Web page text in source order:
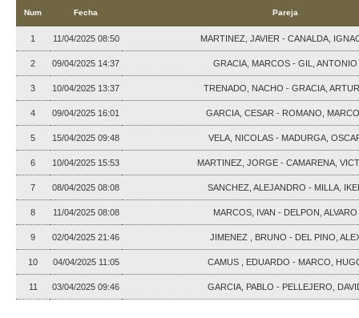
Num Fecha Pareja
1 11/04/2025 08:50 MARTINEZ, JAVIER - CANALDA,
2 09/04/2025 14:37 GRACIA, MARCOS - GIL, ANTONIO
3 10/04/2025 13:37 TRENADO, NACHO - GRACIA,
4 09/04/2025 16:01 GARCIA, CESAR - ROMANO,
5 15/04/2025 09:48 VELA, NICOLAS - MADURGA,
6 10/04/2025 15:53 MARTINEZ, JORGE - CAMARENA,
7 08/04/2025 08:08 SANCHEZ, ALEJANDRO - MILLA,
8 11/04/2025 08:08 MARCOS, IVAN - DELPON, ALVARO
9 02/04/2025 21:46 JIMENEZ , BRUNO - DEL PINO,
10 04/04/2025 11:05 CAMUS , EDUARDO - MARCO,
11 03/04/2025 09:46 GARCIA, PABLO - PELLEJERO,